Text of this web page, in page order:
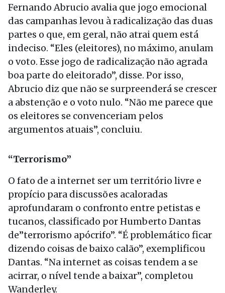
Fernando Abrucio avalia que jogo emocional
das campanhas levou à radicalização das duas
partes o que, em geral, não atrai quem está
indeciso. “Eles (eleitores), no máximo, anulam
o voto. Esse jogo de radicalização não agrada
boa parte do eleitorado”, disse. Por isso,
Abrucio diz que não se surpreenderá se crescer
a abstenção e o voto nulo. “Não me parece que
os eleitores se convenceriam pelos
argumentos atuais”, concluiu.
“Terrorismo”
O fato de a internet ser um território livre e
propício para discussões acaloradas
aprofundaram o confronto entre petistas e
tucanos, classificado por Humberto Dantas
de”terrorismo apócrifo”. “É problemático ficar
dizendo coisas de baixo calão”, exemplificou
Dantas. “Na internet as coisas tendem a se
acirrar, o nível tende a baixar”, completou
Wanderley.